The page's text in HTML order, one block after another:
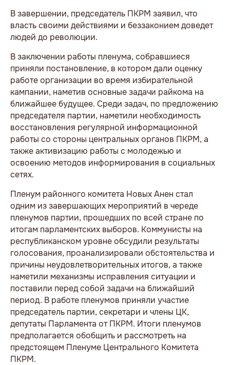
В завершении, председатель ПКРМ заявил, что
власть своими действиями и беззаконием доведет
людей до революции.
В заключении работы пленума, собравшиеся
приняли постановление, в котором дали оценку
работе организации во время избирательной
кампании, наметив основные задачи райкома на
ближайшее будущее. Среди задач, по предложению
председателя партии, наметили необходимость
восстановления регулярной информационной
работы со стороны центральных органов ПКРМ, а
также активизацию работы с молодежью и
освоению методов информирования в социальных
сетях.
Пленум районного комитета Новых Анен стал
одним из завершающих мероприятий в череде
пленумов партии, прошедших по всей стране по
итогам парламентских выборов. Коммунисты на
республиканском уровне обсудили результаты
голосования, проанализировали обстоятельства и
причины неудовлетворительных итогов, а также
наметили механизмы исправления ситуации и
поставили перед собой задачи на ближайший
период. В работе пленумов приняли участие
председатель партии, секретари и члены ЦК,
депутаты Парламента от ПКРМ. Итоги пленумов
предполагается обобщить и рассмотреть на
предстоящем Пленуме Центрального Комитета
ПКРМ.